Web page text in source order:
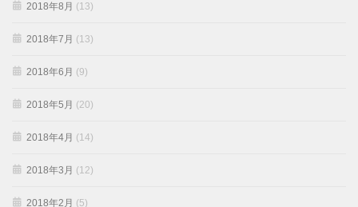
2018年8月 (13)
2018年7月 (13)
2018年6月 (9)
2018年5月 (20)
2018年4月 (14)
2018年3月 (12)
2018年2月 (5)